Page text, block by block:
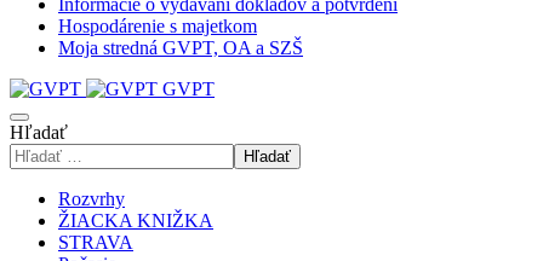
Hospodárenie s majetkom
Moja stredná GVPT, OA a SZŠ
GVPT
Hľadať
Hľadať
Rozvrhy
ŽIACKA KNIŽKA
STRAVA